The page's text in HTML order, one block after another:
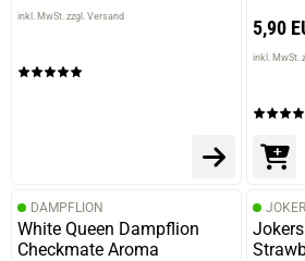
inkl. MwSt. zzgl. Versand 5,90
inkl. MwSt.
DAMPFLION
White Queen Dampflion
Checkmate Aroma